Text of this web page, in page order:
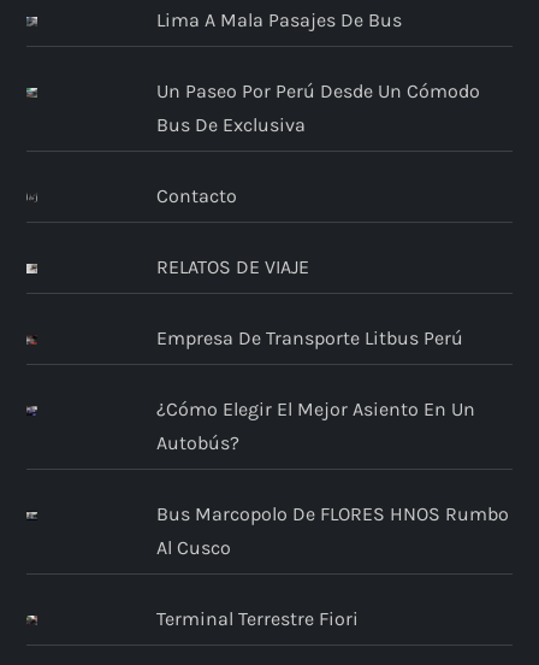
Lima A Mala Pasajes De Bus
Un Paseo Por Perú Desde Un Cómodo
Bus De Exclusiva
Contacto
RELATOS DE VIAJE
Empresa De Transporte Litbus Perú
¿Cómo Elegir El Mejor Asiento En Un
Autobús?
Bus Marcopolo De FLORES HNOS Rumbo
Al Cusco
Terminal Terrestre Fiori